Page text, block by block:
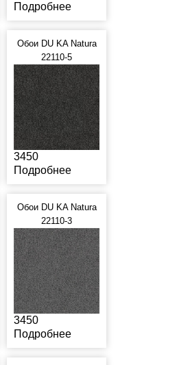
Подробнее
Обои DU KA Natura
22110-5
3450
Подробнее
Обои DU KA Natura
22110-3
3450
Подробнее